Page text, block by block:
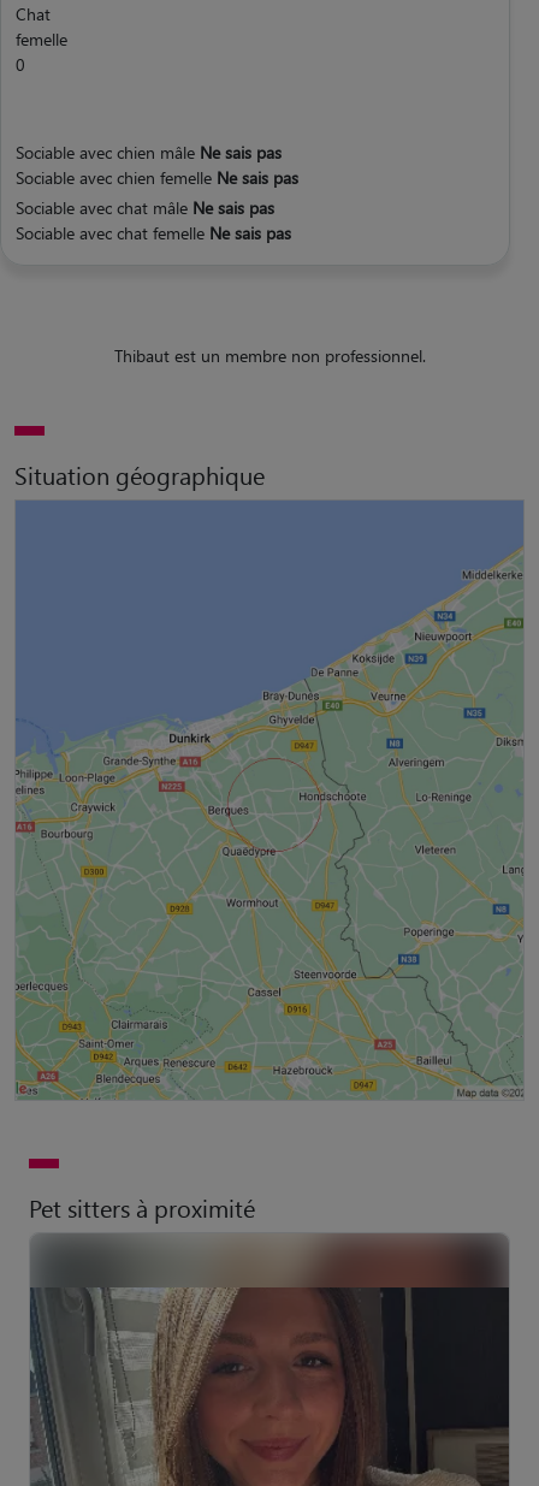
Chat
femelle
0
Sociable avec chien mâle Ne sais pas
Sociable avec chien femelle Ne sais pas
Sociable avec chat mâle Ne sais pas
Sociable avec chat femelle Ne sais pas
Thibaut est un membre non professionnel.
Situation géographique
Pet sitters à proximité